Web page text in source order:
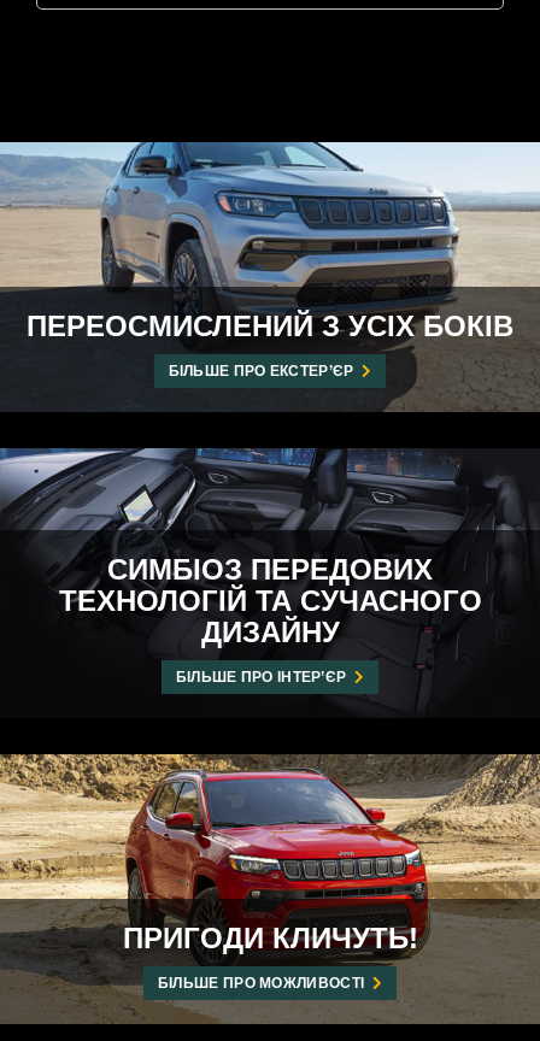
ПЕРЕОСМИСЛЕНИЙ З УСІХ БОКІВ
БІЛЬШЕ ПРО ЕКСТЕР’ЄР
СИМБІОЗ ПЕРЕДОВИХ
ТЕХНОЛОГІЙ ТА СУЧАСНОГО
ДИЗАЙНУ
БІЛЬШЕ ПРО ІНТЕР’ЄР
ПРИГОДИ КЛИЧУТЬ!
БІЛЬШЕ ПРО МОЖЛИВОСТІ